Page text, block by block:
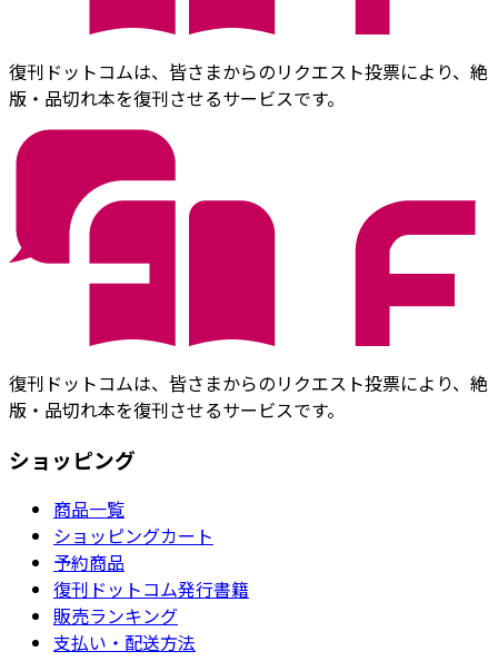
復刊ドットコムは、皆さまからのリクエスト投票により、絶
版・品切れ本を復刊させるサービスです。
復刊ドットコムは、皆さまからのリクエスト投票により、絶
版・品切れ本を復刊させるサービスです。
ショッピング
商品一覧
ショッピングカート
予約商品
復刊ドットコム発行書籍
販売ランキング
支払い・配送方法